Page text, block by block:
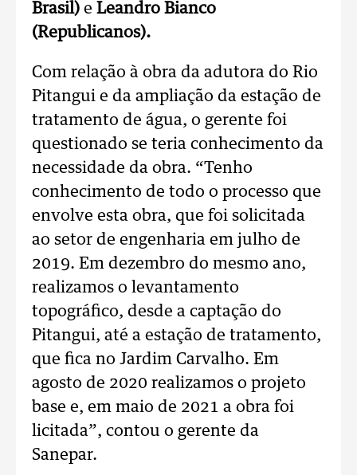
Brasil) e Leandro Bianco
(Republicanos).
Com relação à obra da adutora do Rio
Pitangui e da ampliação da estação de
tratamento de água, o gerente foi
questionado se teria conhecimento da
necessidade da obra. “Tenho
conhecimento de todo o processo que
envolve esta obra, que foi solicitada
ao setor de engenharia em julho de
2019. Em dezembro do mesmo ano,
realizamos o levantamento
topográfico, desde a captação do
Pitangui, até a estação de tratamento,
que fica no Jardim Carvalho. Em
agosto de 2020 realizamos o projeto
base e, em maio de 2021 a obra foi
licitada”, contou o gerente da
Sanepar.